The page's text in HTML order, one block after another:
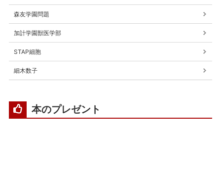
森友学園問題
加計学園獣医学部
STAP細胞
細木数子
本のプレゼント